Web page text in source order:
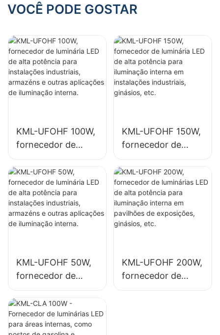
iluminação interna
ginásios, etc.
iluminação interna
ginásios, etc.
VOCÊ PODE GOSTAR
KML-UFOHF 100W,
fornecedor de
luminária LED de
alta potência para
instalações
industriais,
armazéns e outras
aplicações de
KML-UFOHF 150W,
fornecedor de
luminária LED de
alta potência para
iluminação interna
em instalações
industriais,
ginásios, etc.
KML-UFOHF 50W,
fornecedor de
luminária LED de
alta potência para
instalações
industriais,
KML-UFOHF 200W,
fornecedor de
luminárias LED de